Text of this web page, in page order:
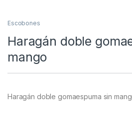
Escobones
Haragán doble
mango
Haragán doble gomaespuma sin